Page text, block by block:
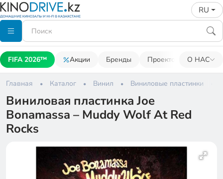
RU
FIFA 2026™ Акции Бренды Проекторы О НАС
Главная Каталог Винил Виниловые пластинки
Виниловая пластинка Joe
Bonamassa – Muddy Wolf At Red
Rocks